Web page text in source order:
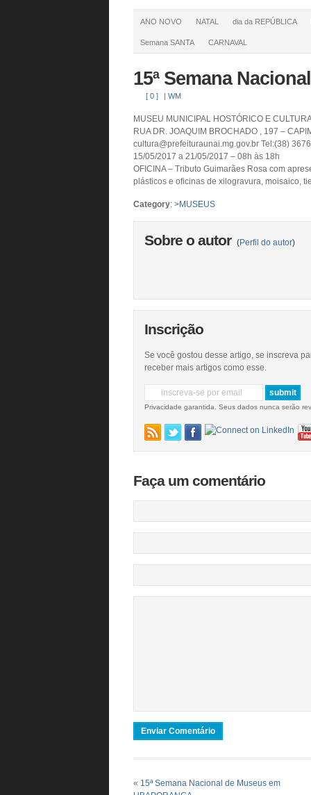
ANO NOVO NATAL dia da REPÚBLICA
Semana SANTA CARNAVAL
15ª Semana
[ 0 ] | WM
MUSEU MUNICIPAL HOSTÓRICO E
RUA DR. JOAQUIM BROCHADO , 197 –
cultura@prefeituraunai.mg.gov.br Tel:(38)
15/05/2017 a 21/05/2017 – 08h às 18h
OFICINA – Tributo Guimarães Rosa com
plásticos e oficinas de xilogravura, moisaico,
Category: >MUSEUS
Sobre o autor (Perfil do autor)
Inscrição
Se você gostou desse artigo, se inscreva
receber mais artigos como esse.
Privacidade garantida. Seus dados nunca serão
Faça um comentário
« 15ª Semana Nacional de Museus em